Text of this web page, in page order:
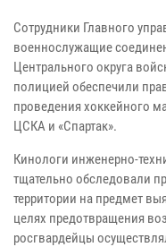
Сотрудники Главного
военнослужащие
Центрального округа
полицией обеспечили
проведения хоккейного
ЦСКА и «Спартак».
Кинологи инженерно-
тщательно обследовали
территории на предмет
целях предотвращения
росгвардейцы